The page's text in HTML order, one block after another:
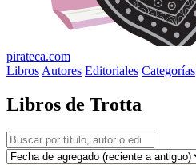
pirateca.com
Libros Autores Editoriales Categorías
Libros de Trotta